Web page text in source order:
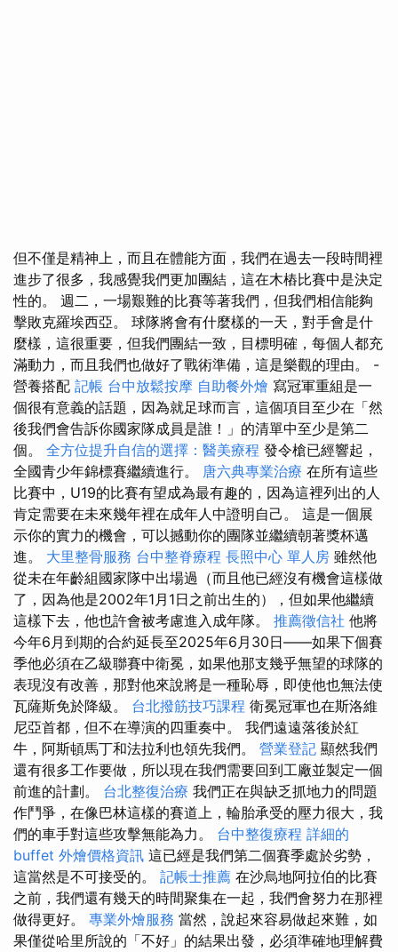
但不僅是精神上，而且在體能方面，我們在過去一段時間裡
進步了很多，我感覺我們更加團結，這在木樁比賽中是決定
性的。 週二，一場艱難的比賽等著我們，但我們相信能夠
擊敗克羅埃西亞。 球隊將會有什麼樣的一天，對手會是什
麼樣，這很重要，但我們團結一致，目標明確，每個人都充
滿動力，而且我們也做好了戰術準備，這是樂觀的理由。 -
營養搭配 記帳 台中放鬆按摩 自助餐外燴 寫冠軍重組是一
個很有意義的話題，因為就足球而言，這個項目至少在「然
後我們會告訴你國家隊成員是誰！」的清單中至少是第二
個。 全方位提升自信的選擇：醫美療程 發令槍已經響起，
全國青少年錦標賽繼續進行。 唐六典專業治療 在所有這些
比賽中，U19的比賽有望成為最有趣的，因為這裡列出的人
肯定需要在未來幾年裡在成年人中證明自己。 這是一個展
示你的實力的機會，可以撼動你的團隊並繼續朝著獎杯邁
進。 大里整骨服務 台中整脊療程 長照中心 單人房 雖然他
從未在年齡組國家隊中出場過（而且他已經沒有機會這樣做
了，因為他是2002年1月1日之前出生的），但如果他繼續
這樣下去，他也許會被考慮進入成年隊。 推薦徵信社 他將
今年6月到期的合約延長至2025年6月30日——如果下個賽
季他必須在乙級聯賽中衛冕，如果他那支幾乎無望的球隊的
表現沒有改善，那對他來說將是一種恥辱，即使他也無法使
瓦薩斯免於降級。 台北撥筋技巧課程 衛冕冠軍也在斯洛維
尼亞首都，但不在導演的四重奏中。 我們遠遠落後於紅
牛，阿斯頓馬丁和法拉利也領先我們。 營業登記 顯然我們
還有很多工作要做，所以現在我們需要回到工廠並製定一個
前進的計劃。 台北整復治療 我們正在與缺乏抓地力的問題
作鬥爭，在像巴林這樣的賽道上，輪胎承受的壓力很大，我
們的車手對這些攻擊無能為力。 台中整復療程 詳細的
buffet 外燴價格資訊 這已經是我們第二個賽季處於劣勢，
這當然是不可接受的。 記帳士推薦 在沙烏地阿拉伯的比賽
之前，我們還有幾天的時間聚集在一起，我們會努力在那裡
做得更好。 專業外燴服務 當然，說起來容易做起來難，如
果僅從哈里所說的「不好」的結果出發，必須準確地理解費